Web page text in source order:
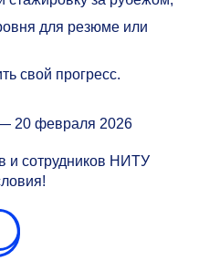
для резюме или
свой прогресс.
20 февраля 2026
и сотрудников НИТУ